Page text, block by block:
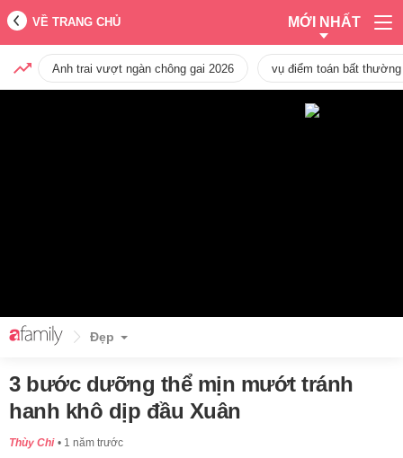
VỀ TRANG CHỦ MỚI NHẤT
Anh trai vượt ngàn chông gai 2026 vụ điểm toán bất
Đẹp
3 bước dưỡng thể mịn mướt tránh
hanh khô dịp đầu Xuân
Thùy Chi 1 năm trước